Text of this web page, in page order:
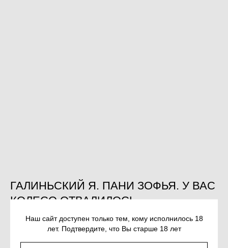
Наш сайт доступен только тем, кому исполнилось 18
лет. Подтвердите, что Вы старше 18 лет
ГАЛИНЬСКИЙ Я. ПАНИ ЗОФЬЯ. У ВАС
КОЛЕСО ОТВАЛИЛОСЬ
SKU: 978-5-00114-354-3